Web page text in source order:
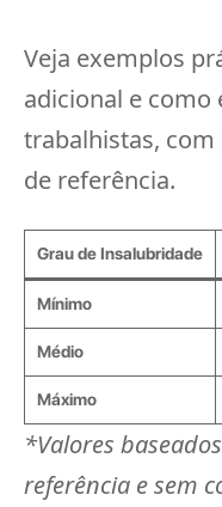
Veja exemplos
adicional e como
trabalhistas,
de referência.
Grau de Insalubridade
Mínimo
Médio
Máximo
*Valores
referência e sem